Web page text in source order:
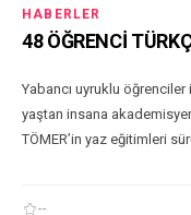
HABERLER
48 ÖĞRENCİ
Yabancı uyruklu öğrenciler
yaştan insana
TÖMER’in yaz eğitimleri
--